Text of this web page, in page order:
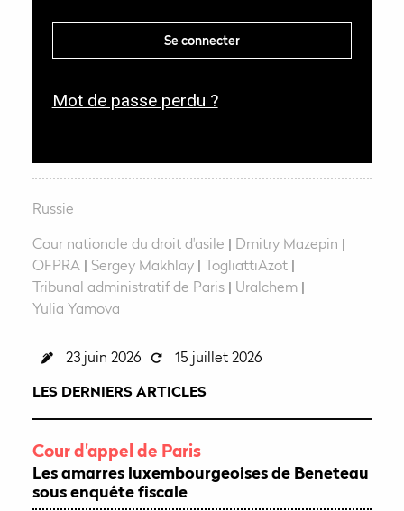
t
o
r
g
a
o
r
Se connecter
Mot de passe perdu ?
Russie
Cour nationale du droit d'asile | Dmitry Mazepin |
OFPRA | Sergey Makhlay| TogliattiAzot|
Tribunal administratif de Paris| Uralchem|
Yulia Yamova
23 juin 2026
15 juillet 2026
LES DERNIERS ARTICLES
Cour d'appel de Paris
Les amarres luxembourgeoises de Beneteau
sous enquête fiscale